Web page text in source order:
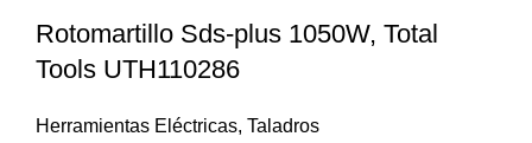
Rotomartillo Sds-plus 1050W, Total
Tools UTH110286
Herramientas Eléctricas, Taladros